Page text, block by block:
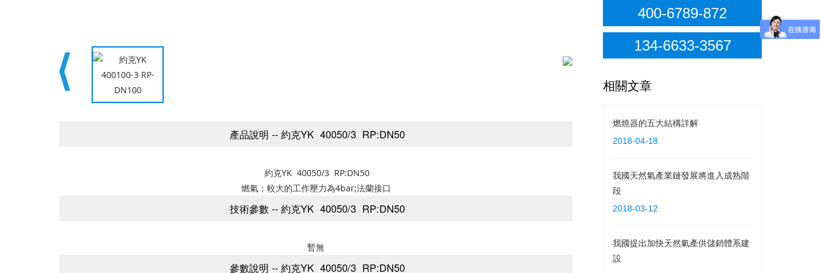
產品說明 -- 約克YK 40050/3 RP:DN50
約克YK 40050/3 RP:DN50
燃氣；較大的工作壓力為4bar;法蘭接口
技術參數 -- 約克YK 40050/3 RP:DN50
暫無
參數說明 -- 約克YK 40050/3 RP:DN50
400-6789-872
134-6633-3567
相關文章
燃燒器的五大結構詳解
2018-04-18
我國天然氣產業鏈發展將進入成熟階
段
2018-03-12
我國提出加快天然氣產供儲銷體系建
設